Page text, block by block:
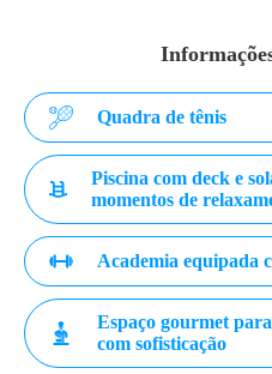
Quadra de tênis
Piscina com deck e
momentos de
Academia equipada
Espaço gourmet
com sofisticação